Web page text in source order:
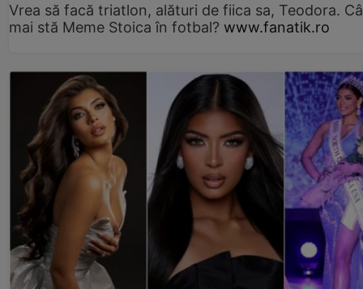
Vrea să facă triatlon, alături de fiica sa, Teodora.
mai stă Meme Stoica în fotbal? www.fanatik.ro